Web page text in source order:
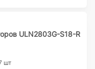
ULN2803G-S18-R
шт